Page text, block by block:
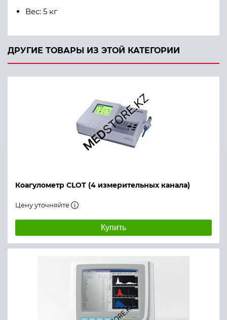
Вес: 5 кг
ДРУГИЕ ТОВАРЫ ИЗ ЭТОЙ КАТЕГОРИИ
Коагулометр CLOT (4 измерительных канала)
Цену уточняйте
Купить